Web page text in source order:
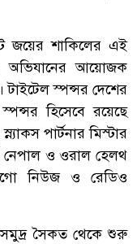
জয়ের শাকিলের এই
অভিযানের আয়োজক
টাইটেল স্পন্সর দেশের
স্পন্সর হিসেবে রয়েছে
পার্টনার মিস্টার
নেপাল ও ওরাল হেলথ
নিউজ ও রেডিও
সমুদ্র সৈকত থেকে শুরু